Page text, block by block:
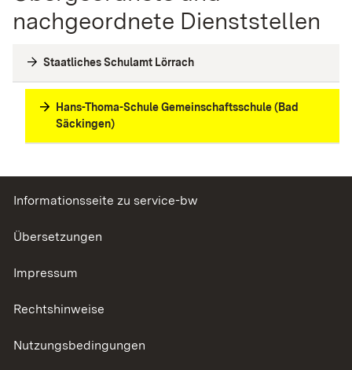
nachgeordnete Dienststellen
Staatliches Schulamt Lörrach
Hans-Thoma-Schule Gemeinschaftsschule (Bad
Säckingen)
Informationsseite zu service-bw
Übersetzungen
Impressum
Rechtshinweise
Nutzungsbedingungen